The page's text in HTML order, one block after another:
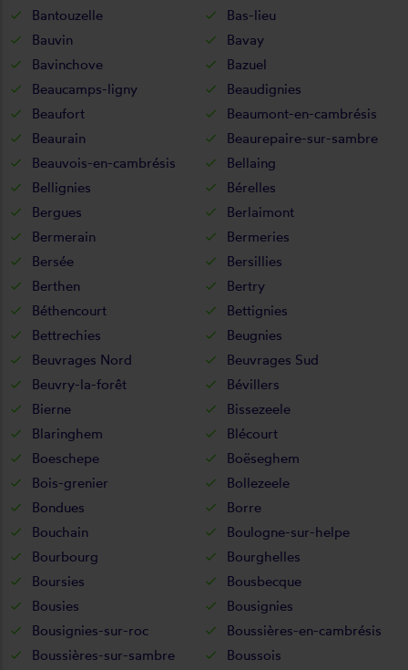
Bantouzelle
Bas-lieu
Bauvin
Bavay
Bavinchove
Bazuel
Beaucamps-ligny
Beaudignies
Beaufort
Beaumont-en-cambrésis
Beaurain
Beaurepaire-sur-sambre
Beauvois-en-cambrésis
Bellaing
Bellignies
Bérelles
Bergues
Berlaimont
Bermerain
Bermeries
Bersée
Bersillies
Berthen
Bertry
Béthencourt
Bettignies
Bettrechies
Beugnies
Beuvrages Nord
Beuvrages Sud
Beuvry-la-forêt
Bévillers
Bierne
Bissezeele
Blaringhem
Blécourt
Boeschepe
Boëseghem
Bois-grenier
Bollezeele
Bondues
Borre
Bouchain
Boulogne-sur-helpe
Bourbourg
Bourghelles
Boursies
Bousbecque
Bousies
Bousignies
Bousignies-sur-roc
Boussières-en-cambrésis
Boussières-sur-sambre
Boussois